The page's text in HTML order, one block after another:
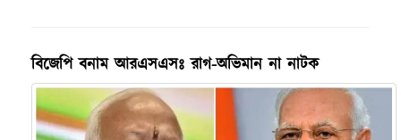
বিজেপি বনাম আরএসএসঃ রাগ-অভিমান না নাটক